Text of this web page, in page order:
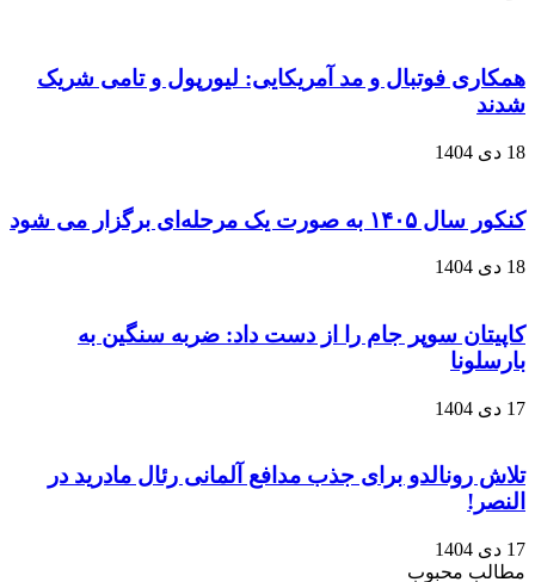
همکاری فوتبال و مد آمریکایی: لیورپول و تامی شریک
شدند
18 دی 1404
کنکور سال ۱۴۰۵ به صورت یک‌ مرحله‌ای برگزار می‌ شود
18 دی 1404
کاپیتان سوپر جام را از دست داد: ضربه سنگین به
بارسلونا
17 دی 1404
تلاش رونالدو برای جذب مدافع آلمانی رئال مادرید در
النصر!
17 دی 1404
مطالب محبوب